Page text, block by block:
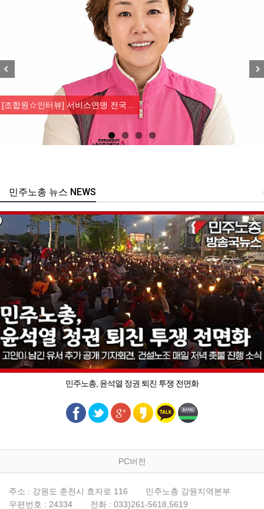
[조합원☆인터뷰] 서비스연맹 전국…
주노총 뉴스 NEWS
민주노총, 윤석열 정권 퇴진 투쟁 전면화
PC버전
주소 : 강원도 춘천시 효자로 116
민주노총 강원지역본부
우편번호 : 24334
전화 : 033)261-5618,5619